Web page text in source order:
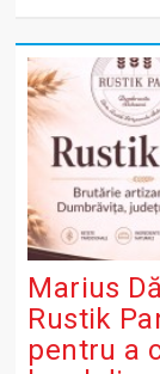
Marius
Rustik
pentru a